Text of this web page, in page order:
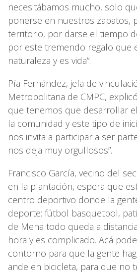
necesitábamos mucho, solo
ponerse en nuestros zapatos,
territorio, por darse el tiempo
por este tremendo regalo que
naturaleza y es vida”.
Pía Fernández, jefa de
Metropolitana de CMPC,
que tenemos que desarrollar
la comunidad y este tipo de
nos invita a participar a ser
nos deja muy orgullosos”.
Francisco García, vecino del
en la plantación, espera que
centro deportivo donde la
deporte: fútbol basquetbol,
de Mena todo queda a
hora y es complicado. Acá
contorno para que la gente
ande en bicicleta, para que no